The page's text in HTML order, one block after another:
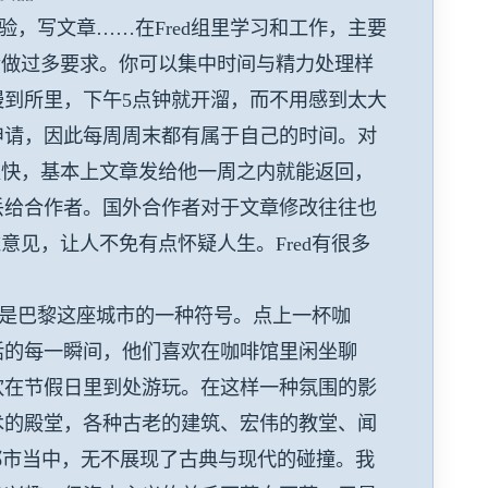
写文章……在Fred组里学习和工作，主要
过多要求。你可以集中时间与精力处理样
所里，下午5点钟就开溜，而不用感到太大
，因此每周周末都有属于自己的时间。对
，基本上文章发给他一周之内就能返回，
合作者。国外合作者对于文章修改往往也
见，让人不免有点怀疑人生。Fred有很多
黎这座城市的一种符号。点上一杯咖
每一瞬间，他们喜欢在咖啡馆里闲坐聊
节假日里到处游玩。在这样一种氛围的影
殿堂，各种古老的建筑、宏伟的教堂、闻
当中，无不展现了古典与现代的碰撞。我